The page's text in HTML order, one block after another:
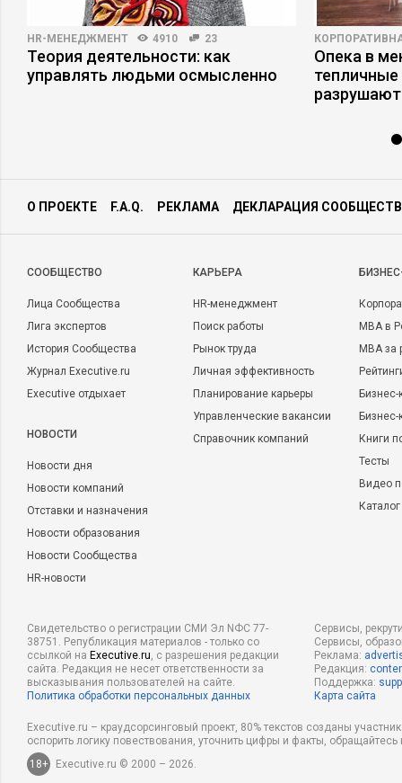
HR-МЕНЕДЖМЕНТ 4910 23
Теория деятельности: как
управлять людьми осмысленно
Опека в
О ПРОЕКТЕ F.A.Q. РЕКЛАМА ДЕКЛАРАЦИЯ
CООБЩЕСТВО
Лица Сообщества
Лига экспертов
История Сообщества
Журнал Executive.ru
Executive отдыхает
НОВОСТИ
Новости дня
Новости компаний
Отставки и назначения
Новости образования
Новости Сообщества
HR-новости
КАРЬЕРА
HR-менеджмент
Поиск работы
Рынок труда
Личная эффективность
Планирование карьеры
Управленческие вакансии
Справочник компаний
MBA в
MBA
Бизнес-
Книги
Тесты
Видео
Свидетельство о регистрации СМИ Эл NФС 77-
38751. Републикация материалов - только со
ссылкой на Executive.ru, с разрешения редакции
сайта. Редакция не несет ответственности за
высказывания пользователей на сайте.
Политика обработки персональных данных
Сервисы,
Сервисы,
Реклама:
Редакция:
Поддержка:
Карта сайта
Executive.ru – краудсорсинговый проект, 80% текстов созданы
оспорить логику повествования, уточнить цифры и факты,
18+
Executive.ru © 2000 – 2026.